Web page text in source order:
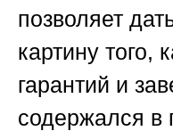
позволяет
картину того,
гарантий и
содержался в